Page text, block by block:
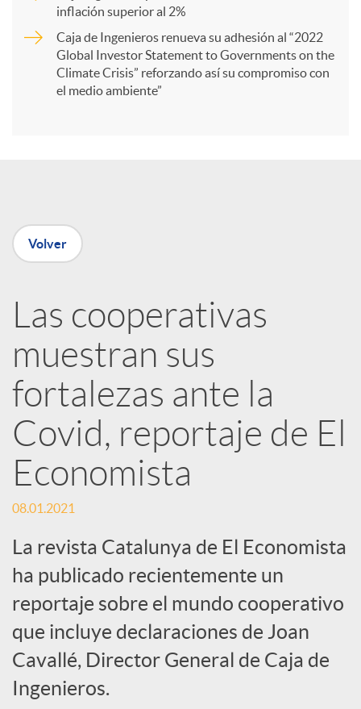
n
R
e
d
e
s
S
o
c
i
inflación superior al 2%
Caja de Ingenieros renueva su adhesión al “2022
Global Investor Statement to Governments on the
Climate Crisis” reforzando así su compromiso con
el medio ambiente”
Volver
Las cooperativas
muestran sus
fortalezas ante la
Covid, reportaje de El
Economista
08.01.2021
La revista Catalunya de El Economista
ha publicado recientemente un
reportaje sobre el mundo cooperativo
que incluye declaraciones de Joan
Cavallé, Director General de Caja de
Ingenieros.